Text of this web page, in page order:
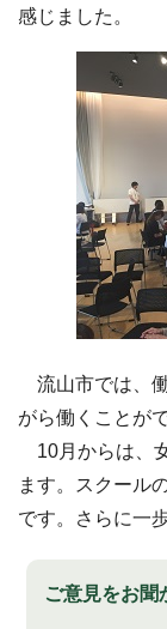
感じました。
流山市では、
がら働くことが
10月からは、
ます。スクール
です。さらに一
ご意見をお聞